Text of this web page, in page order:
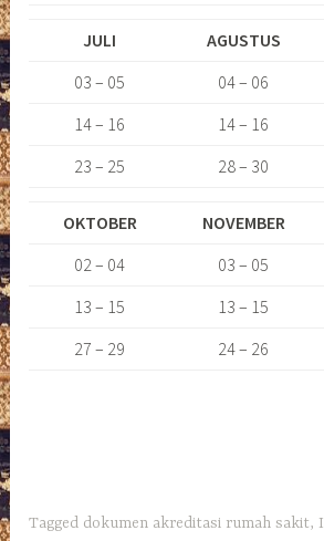
JULI AGUSTUS
03 – 05
04 – 06
14 – 16
14 – 16
23 – 25
28 – 30
OKTOBER NOVEMBER
02 – 04
03 – 05
13 – 15
13 – 15
27 – 29
24 – 26
Tagged dokumen akreditasi rumah sakit,